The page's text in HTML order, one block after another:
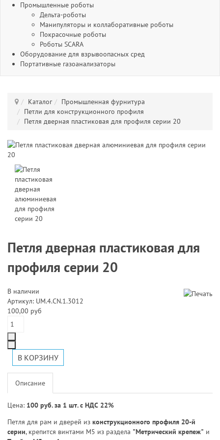
Промышленные роботы
Дельта-роботы
Манипуляторы и коллаборативные роботы
Покрасочные роботы
Роботы SCARA
Оборудование для взрывоопасных сред
Портативные газоанализаторы
Каталог
Промышленная фурнитура
Петли для конструкционного профиля
Петля дверная пластиковая для профиля серии 20
Петля дверная пластиковая для
профиля серии 20
В наличии
Артикул: UM.4.CN.1.3012
100,00 руб
Описание
Цена: 100 руб. за 1 шт. с НДС 22%
Петля для рам и дверей из конструкционного профиля 20-й
серии, крепится винтами М5 из раздела "Метрический крепеж" и